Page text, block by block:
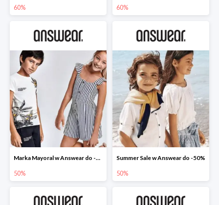
60% 60%
Marka Mayoral w Answear do -50%
50%
Summer Sale w Answear do -50%
50%